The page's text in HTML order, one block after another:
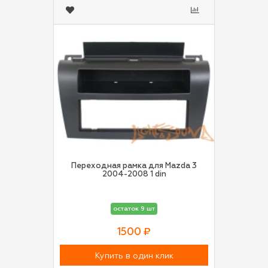
Переходная рамка для Mazda 3
2004-2008 1 din
остаток 9 шт
1500 ₽
Купить в один клик